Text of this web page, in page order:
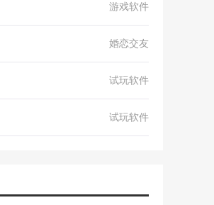
游戏软件
婚恋交友
试玩软件
试玩软件